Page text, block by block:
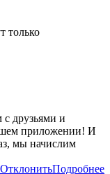
только
друзьями и
приложении! И
мы начислим
ОтклонитьПодробнее